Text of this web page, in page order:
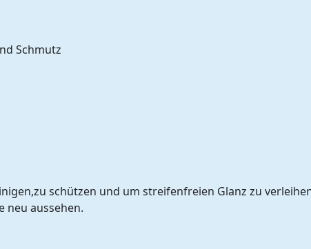
Schmutz
schützen und um streifenfreien Glanz zu
neu aussehen.